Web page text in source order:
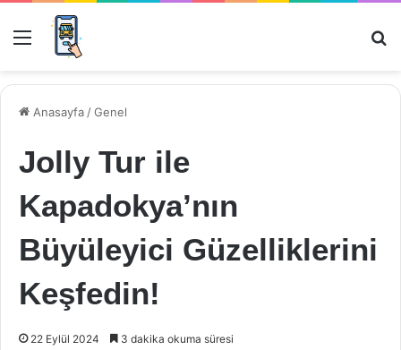
Menü
Anasayfa /Genel
Jolly Tur ile
Kapadokya’nın
Büyüleyici Güzelliklerini
Keşfedin!
22 Eylül 2024 3 dakika okuma süresi